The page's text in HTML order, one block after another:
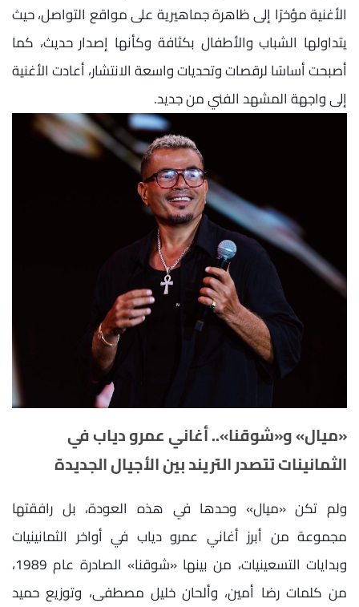
الأغنية مؤخرًا إلى ظاهرة جماهيرية على مواقع التواصل، حيث
يتداولها الشباب والأطفال بكثافة وكأنها إصدار حديث، كما
أصبحت أساسًا لرقصات وتحديات واسعة الانتشار، أعادت الأغنية
إلى واجهة المشهد الفني من جديد.
«ميال» و«شوقنا».. أغاني عمرو دياب في
الثمانينات تتصدر التريند بين الأجيال الجديدة
ولم تكن «ميال» وحدها في هذه العودة، بل رافقتها
مجموعة من أبرز أغاني عمرو دياب في أواخر الثمانينيات
وبدايات التسعينيات، من بينها «شوقنا» الصادرة عام 1989،
من كلمات رضا أمين، وألحان خليل مصطفى، وتوزيع حميد